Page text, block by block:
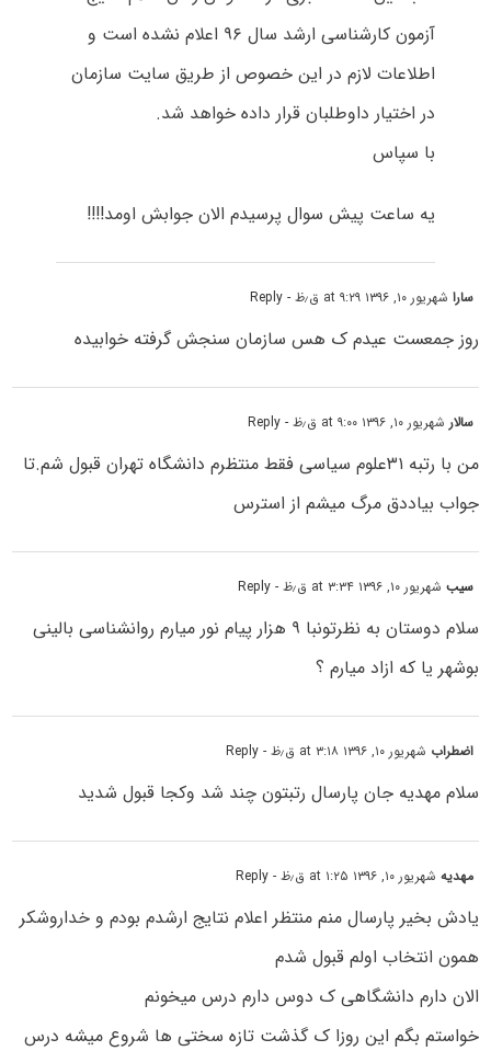
آزمون کارشناسی ارشد سال ۹۶ اعلام نشده است و
اطلاعات لازم در این خصوص از طریق سایت سازمان
در اختیار داوطلبان قرار داده خواهد شد.
با سپاس
یه ساعت پیش سوال پرسیدم الان جوابش اومد!!!!
ساراشهریور ۱۰, ۱۳۹۶ at ۹:۲۹ ق٫ظ - Reply
روز جمعست عیدم ک هس سازمان سنجش گرفته خوابیده
سالارشهریور ۱۰, ۱۳۹۶ at ۹:۰۰ ق٫ظ - Reply
من با رتبه ۳۱علوم سیاسی فقط منتظرم دانشگاه تهران قبول شم.تا
جواب بیاددق مرگ میشم از استرس
سیبشهریور ۱۰, ۱۳۹۶ at ۳:۳۴ ق٫ظ - Reply
سلام دوستان به نظرتونبا ۹ هزار پیام نور میارم روانشناسی بالینی
بوشهر یا که ازاد میارم ؟
اضطراب شهریور ۱۰, ۱۳۹۶ at ۳:۱۸ ق٫ظ - Reply
سلام مهدیه جان پارسال رتبتون چند شد وکجا قبول شدید
مهدیهشهریور ۱۰, ۱۳۹۶ at ۱:۲۵ ق٫ظ - Reply
یادش بخیر پارسال منم منتظر اعلام نتایج ارشدم بودم و خداروشکر
همون انتخاب اولم قبول شدم
الان دارم دانشگاهی ک دوس دارم درس میخونم
خواستم بگم این روزا ک گذشت تازه سختی ها شروع میشه درس